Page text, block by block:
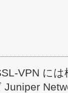
VPN に